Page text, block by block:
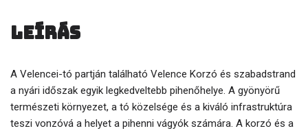
Leírás
A Velencei-tó partján található Velence Korzó és szabadstrand
a nyári időszak egyik legkedveltebb pihenőhelye. A gyönyörű
természeti környezet, a tó közelsége és a kiváló infrastruktúra
teszi vonzóvá a helyet a pihenni vágyók számára. A korzó és a